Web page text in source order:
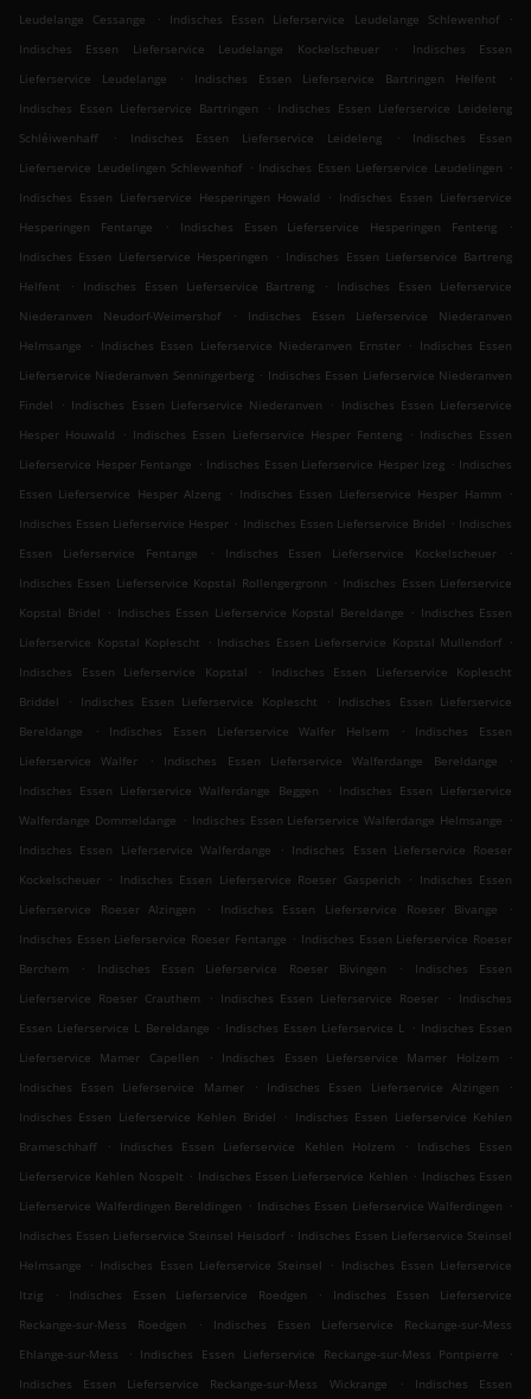
Leudelange Cessange
. Indisches Essen Lieferservice Leudelange Schlewenhof
.
Indisches Essen Lieferservice Leudelange Kockelscheuer
.
Indisches Essen
Lieferservice Leudelange
. Indisches Essen Lieferservice Bartringen Helfent
.
Indisches Essen Lieferservice Bartringen
. Indisches Essen Lieferservice Leideleng
Schléiwenhaff
. Indisches Essen Lieferservice Leideleng .
Indisches Essen
Lieferservice Leudelingen Schlewenhof . Indisches Essen Lieferservice Leudelingen .
Indisches Essen Lieferservice Hesperingen Howald
. Indisches Essen Lieferservice
Hesperingen Fentange
. Indisches Essen Lieferservice Hesperingen Fenteng
.
Indisches Essen Lieferservice Hesperingen
. Indisches Essen Lieferservice Bartreng
Helfent
. Indisches Essen Lieferservice Bartreng .
Indisches Essen Lieferservice
Niederanven Neudorf-Weimershof
.
Indisches Essen Lieferservice Niederanven
Helmsange
. Indisches Essen Lieferservice Niederanven Ernster . Indisches Essen
Lieferservice Niederanven Senningerberg . Indisches Essen Lieferservice Niederanven
Findel
. Indisches Essen Lieferservice Niederanven . Indisches Essen Lieferservice
Hesper Houwald
. Indisches Essen Lieferservice Hesper Fenteng . Indisches Essen
Lieferservice Hesper Fentange . Indisches Essen Lieferservice Hesper Izeg . Indisches
Essen Lieferservice Hesper Alzeng
. Indisches Essen Lieferservice Hesper Hamm
.
Indisches Essen Lieferservice Hesper . Indisches Essen Lieferservice Bridel . Indisches
Essen Lieferservice Fentange
. Indisches Essen Lieferservice Kockelscheuer
.
Indisches Essen Lieferservice Kopstal Rollengergronn . Indisches Essen Lieferservice
Kopstal Bridel . Indisches Essen Lieferservice Kopstal Bereldange . Indisches Essen
Lieferservice Kopstal Koplescht
. Indisches Essen Lieferservice Kopstal Mullendorf .
Indisches Essen Lieferservice Kopstal
.
Indisches Essen Lieferservice Koplescht
Briddel
. Indisches Essen Lieferservice Koplescht . Indisches Essen Lieferservice
Bereldange
. Indisches Essen Lieferservice Walfer Helsem .
Indisches Essen
Lieferservice Walfer
. Indisches Essen Lieferservice Walferdange Bereldange
.
Indisches Essen Lieferservice Walferdange Beggen
. Indisches Essen Lieferservice
Walferdange Dommeldange . Indisches Essen Lieferservice Walferdange Helmsange .
Indisches Essen Lieferservice Walferdange
. Indisches Essen Lieferservice Roeser
Kockelscheuer . Indisches Essen Lieferservice Roeser Gasperich . Indisches Essen
Lieferservice Roeser Alzingen
. Indisches Essen Lieferservice Roeser Bivange
.
Indisches Essen Lieferservice Roeser Fentange . Indisches Essen Lieferservice Roeser
Berchem
. Indisches Essen Lieferservice Roeser Bivingen .
Indisches Essen
Lieferservice Roeser Crauthem
. Indisches Essen Lieferservice Roeser . Indisches
Essen Lieferservice L Bereldange . Indisches Essen Lieferservice L . Indisches Essen
Lieferservice Mamer Capellen
. Indisches Essen Lieferservice Mamer Holzem
.
Indisches Essen Lieferservice Mamer
. Indisches Essen Lieferservice Alzingen
.
Indisches Essen Lieferservice Kehlen Bridel
. Indisches Essen Lieferservice Kehlen
Brameschhaff
. Indisches Essen Lieferservice Kehlen Holzem .
Indisches Essen
Lieferservice Kehlen Nospelt . Indisches Essen Lieferservice Kehlen . Indisches Essen
Lieferservice Walferdingen Bereldingen . Indisches Essen Lieferservice Walferdingen .
Indisches Essen Lieferservice Steinsel Heisdorf . Indisches Essen Lieferservice Steinsel
Helmsange
. Indisches Essen Lieferservice Steinsel . Indisches Essen Lieferservice
Itzig
. Indisches Essen Lieferservice Roedgen .
Indisches Essen Lieferservice
Reckange-sur-Mess Roedgen
.
Indisches Essen Lieferservice Reckange-sur-Mess
Ehlange-sur-Mess
. Indisches Essen Lieferservice Reckange-sur-Mess Pontpierre
.
Indisches Essen Lieferservice Reckange-sur-Mess Wickrange
.
Indisches Essen